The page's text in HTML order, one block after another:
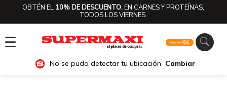
OBTÉN EL 10% DE DESCUENTO.EN CARNES Y PROTEÍNAS,
TODOS LOS VIERNES.
☰
No se pudo detectar tu ubicación Cambiar